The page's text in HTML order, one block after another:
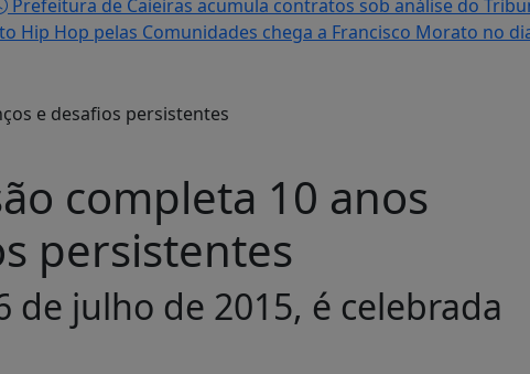
Prefeitura de Caieiras acumula contratos sob análise do
Hip Hop pelas Comunidades chega a Francisco Morato no
completa 10 anos
persistentes
de julho de 2015, é celebrada